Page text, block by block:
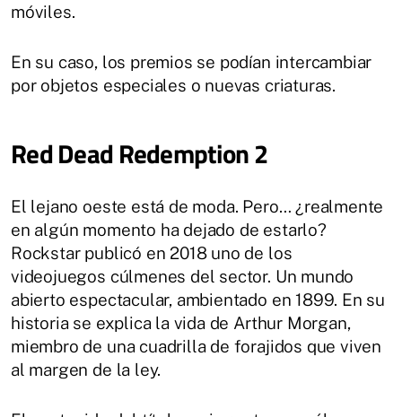
móviles.
En su caso, los premios se podían intercambiar
por objetos especiales o nuevas criaturas.
Red Dead Redemption 2
El lejano oeste está de moda. Pero… ¿realmente
en algún momento ha dejado de estarlo?
Rockstar publicó en 2018 uno de los
videojuegos cúlmenes del sector. Un mundo
abierto espectacular, ambientado en 1899. En su
historia se explica la vida de Arthur Morgan,
miembro de una cuadrilla de forajidos que viven
al margen de la ley.